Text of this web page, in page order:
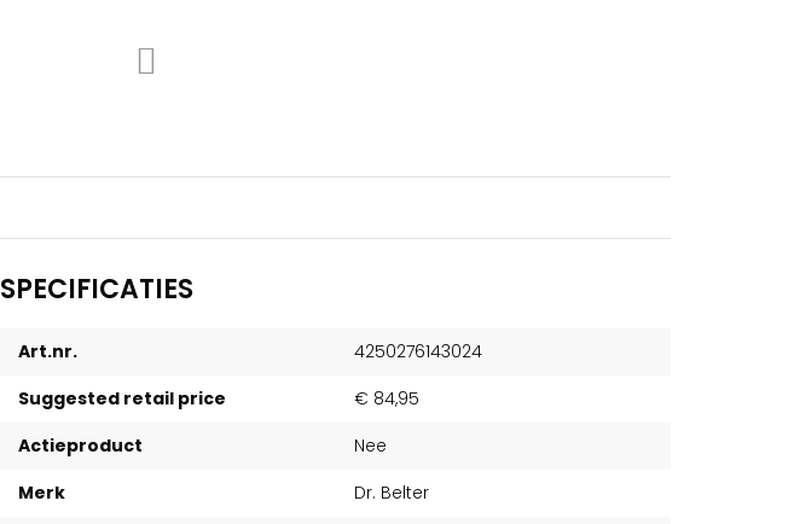
SPECIFICATIES
Art.nr.
4250276143024
Suggested retail price
€ 84,95
Actieproduct
Nee
Merk
Dr. Belter